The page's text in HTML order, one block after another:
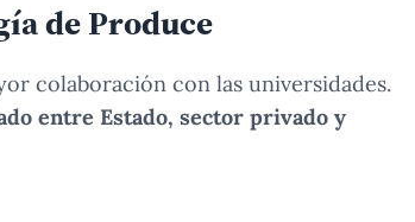
de Produce
colaboración con las universidades.
entre Estado, sector privado y